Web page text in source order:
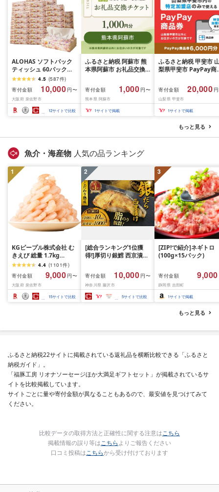
ALOHAS ソフトパック
ティッシュ 60パック
×400枚(200組) 日用品
必需品 常備品 まとめ買
い 備蓄 防災
4.5 (587件)
寄付金額
10,000 円〜
大阪府 泉佐野市
12サイトで比較
ふるさと納税 阿蘇市 熊
本県阿蘇市 お礼品交換
寄付金額 1,000 円〜
熊本県 阿蘇市
1サイトで掲載
ふるさと納税 甲斐市
梨県甲斐市 PayPay商
一部の加盟店のみで利
可
寄付金額 20,000
山梨県 甲斐市
1サイトで掲載
もっと見る
魚介・海産物 人気の品ランキング
1
KGピープル株式会社 む
きえび 総量 1.7kg
(850g×2P) 特大 5Lサイ
ズ バナメイエビ バラ凍
結 下処理不要 サイズ不
揃い 訳あり
4.4 (1101件)
寄付金額
9,000 円〜
大阪府 泉佐野市
15サイトで比較
2
[総合ランキング1位獲
得!]厚切り銀鱈 西京漬け
約 1,000g (約 100g × 10
切) 西京味噌 西京みそ 味
噌漬け みそ 味噌 鮮魚 魚
介 銀だら 銀ダラ ギンダ
ラ ぎんだら 鱈 タラ 魚
礼品 おかず おつまみ お
南 藤沢
寄付金額 10,000 円〜
神奈川県 藤沢市
5サイトで比較
3
[ZIP!で紹介]ネギトロ
(100g×15パック)
寄付金額 9,000
静岡県 吉田町
1サイトで掲載
もっと見る
ふるさと納税22サイトに掲載されている返礼品を横断比較できる「ふるさと
納税ガイド」。
「福豚工房 リオナソーセージほか大満足ギフトセット」が掲載されているサ
イトを比較掲載しています。
サイトごとに量や寄付金額が異なることもあるので、最安値を見つけてみて
ください。
比較データの取得方法と正確性に関する注意はこちら
掲載情報の誤り等はこちらよりご報告ください
口コミ投稿はこちらから受け付けております